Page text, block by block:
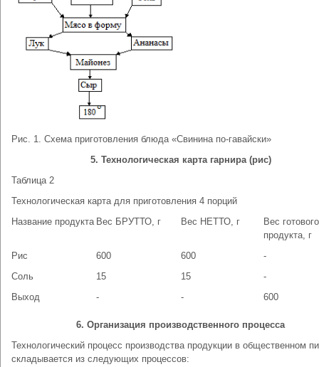
Рис. 1. Схема приготовления блюда «Свинина по-гавайски»
5. Технологическая карта гарнира (рис)
Таблица 2
Технологическая карта для приготовления 4 порций
Название продукта Вес БРУТТО, г Вес НЕТТО, г
Вес готового
продукта, г
Рис
600 600
-
Соль
15 15
-
Выход
- - 600
6. Организация производственного процесса
Технологический процесс производства продукции в общественном
складывается из следующих процессов: